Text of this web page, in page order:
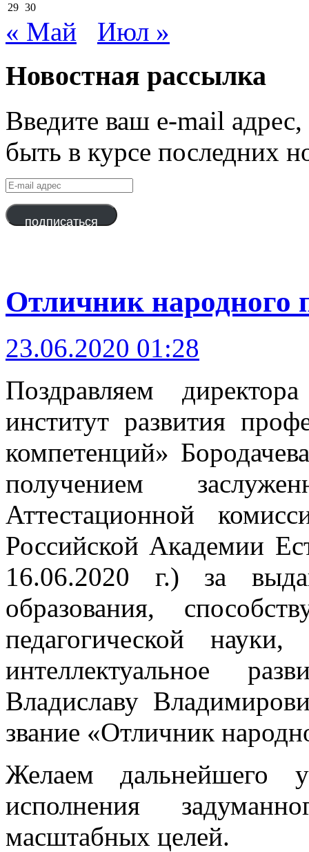
29 30
« Май Июл »
Новостная рассылка
Введите ваш e-mail
быть в курсе последних
E-
mail
адрес
подписаться
Отличник народного
23.06.2020 01:28
Поздравляем
институт развития
компетенций»
получением
Аттестационной
Российской Академии
16.06.2020 г.) за
образования,
педагогической
интеллектуальное
Владиславу
звание «Отличник
Желаем дальнейшего
исполнения
масштабных целей.